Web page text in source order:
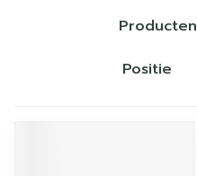
Producten
Sorteer op: